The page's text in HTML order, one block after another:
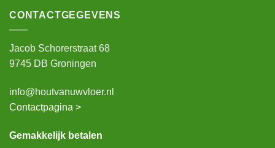
CONTACTGEGEVENS
Jacob Schorerstraat 68
9745 DB Groningen
info@houtvanuwvloer.nl
Contactpagina >
Gemakkelijk betalen